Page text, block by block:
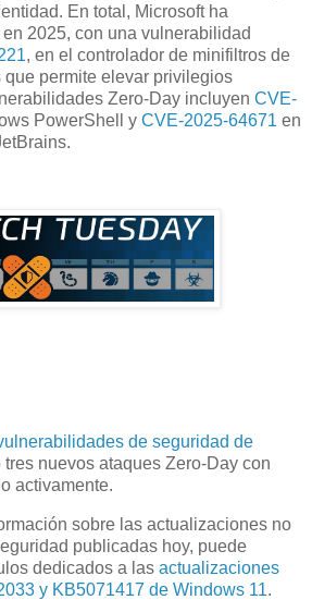
En total, Microsoft ha
en 2025, con una vulnerabilidad
, en el controlador de minifiltros de
permite elevar privilegios
Zero-Day incluyen CVE-
PowerShell y CVE-2025-64671 en
de seguridad de
tres nuevos ataques Zero-Day con
activamente.
sobre las actualizaciones no
publicadas hoy, puede
dedicados a las actualizaciones
y KB5071417 de Windows 11.